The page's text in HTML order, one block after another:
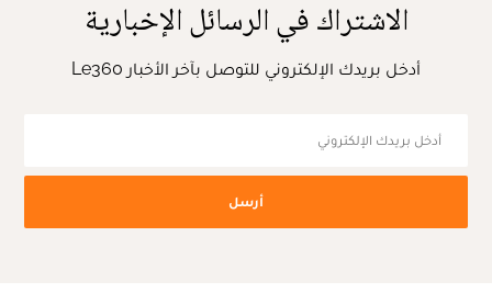
الاشتراك في الرسائل الإخبارية
أدخل بريدك الإلكتروني للتوصل بآخر الأخبار Le360
أرسل